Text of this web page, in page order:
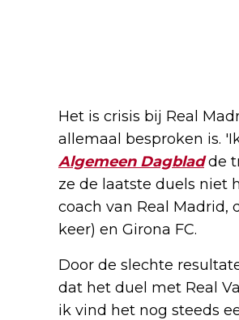
Het is crisis bij Real
allemaal besproken is.
Algemeen Dagbladde
ze de laatste duels niet
coach van Real Madrid,
keer) en Girona FC.
Door de slechte
dat het duel met Real
ik vind het nog steeds